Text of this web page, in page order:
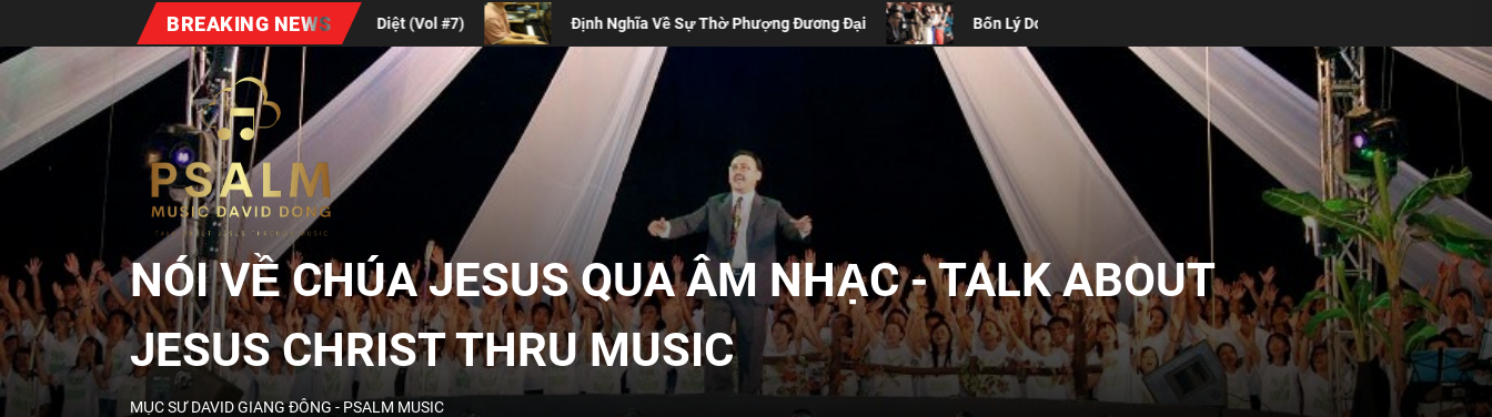
the
BREAKING NEWS
Xuân Bất Diệt (Vol #7) Định Nghĩa Về Sự Thờ Phượng Đương Đại Bốn Lý Do Thánh Ca Truyền Thống Vẫn Cần Thiết Trong Buổi Thờ Phượng Của Bạn (Matt Boswell)
NÓI
VỀ
CHÚA
JESUS
QUA
NÓI VỀ CHÚA JESUS QUA ÂM NHẠC - TALK ABOUT
JESUS CHRIST THRU MUSIC
MỤC SƯ DAVID GIANG ĐÔNG - PSALM MUSIC